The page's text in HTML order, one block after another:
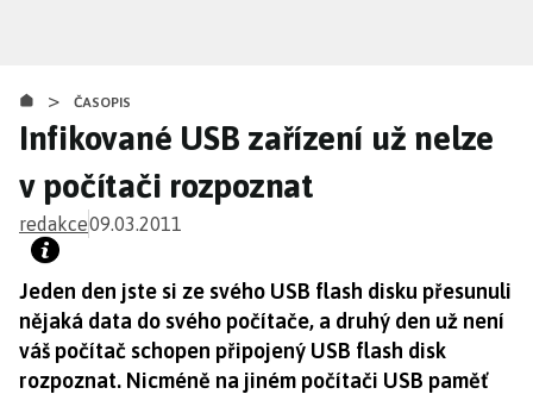
obsahu
> ČASOPIS
Infikované USB zařízení už nelze
v počítači rozpoznat
redakce09.03.2011
Jeden den jste si ze svého USB flash disku přesunuli
nějaká data do svého počítače, a druhý den už není
váš počítač schopen připojený USB flash disk
rozpoznat. Nicméně na jiném počítači USB paměť